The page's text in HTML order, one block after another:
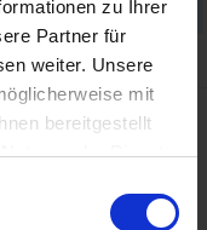
zu Ihrer
Partner für
weiter. Unsere
mit
bereitgestellt
der Dienste